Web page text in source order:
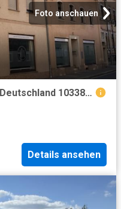
Foto anschauen
7 Schlafzimmer Haus Dahlen Deutschland 103380560
Details ansehen